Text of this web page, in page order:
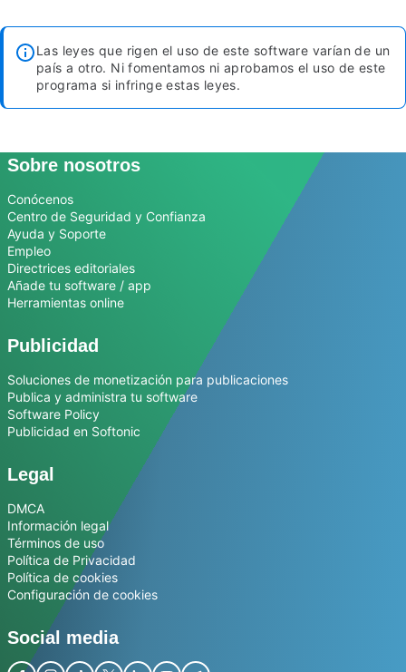
Las leyes que rigen el uso de este software varían de un
país a otro. Ni fomentamos ni aprobamos el uso de este
programa si infringe estas leyes.
Sobre nosotros
Conócenos
Centro de Seguridad y Confianza
Ayuda y Soporte
Empleo
Directrices editoriales
Añade tu software / app
Herramientas online
Publicidad
Soluciones de monetización para publicaciones
Publica y administra tu software
Software Policy
Publicidad en Softonic
Legal
DMCA
Información legal
Términos de uso
Política de Privacidad
Política de cookies
Configuración de cookies
Social media